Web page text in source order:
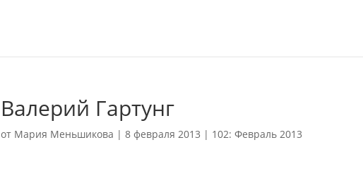
Валерий Гартунг
от Мария Меньшикова | 8 февраля 2013 | 102: Февраль 2013